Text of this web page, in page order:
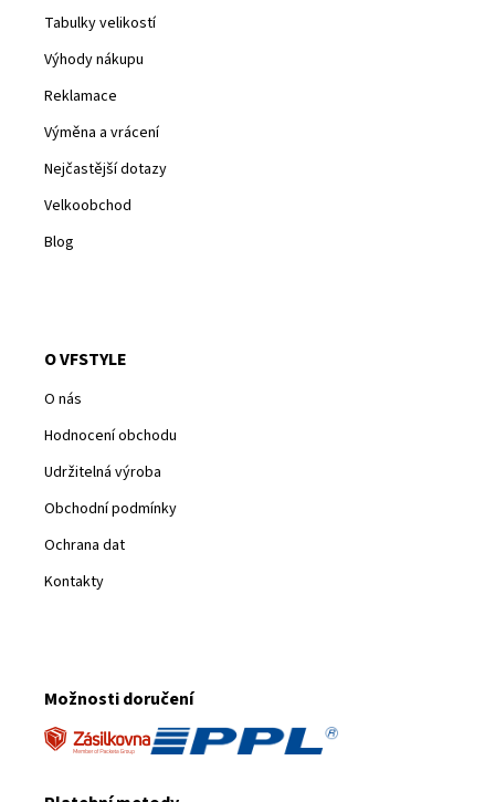
Tabulky velikostí
Výhody nákupu
Reklamace
Výměna a vrácení
Nejčastější dotazy
Velkoobchod
Blog
O VFSTYLE
O nás
Hodnocení obchodu
Udržitelná výroba
Obchodní podmínky
Ochrana dat
Kontakty
Možnosti doručení